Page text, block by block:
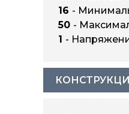
16 -
50 -
1 -